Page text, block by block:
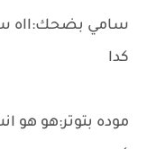
سامي بضحك:ااه
كدا
موده بتوتر:هو هو